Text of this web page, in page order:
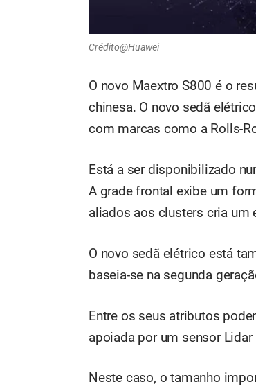
Crédito@Huawei
O novo Maextro S800 é o
chinesa. O novo sedã
com marcas como a Rolls-
Está a ser disponibilizado
A grade frontal exibe um
aliados aos clusters cria um
O novo sedã elétrico está
baseia-se na segunda
Entre os seus atributos
apoiada por um sensor
Neste caso, o tamanho